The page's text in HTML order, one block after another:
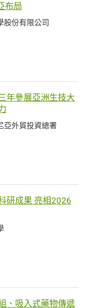
布局
股份有限公司
年參展亞洲生技大
亞外貿投資總署
研成果 亮相2026
、吸入式藥物傳遞